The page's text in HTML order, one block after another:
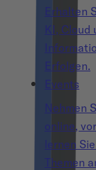
Erhalten
KI, Cloud
Erfolgen.
Events
Nehmen
online,
lernen
Themen